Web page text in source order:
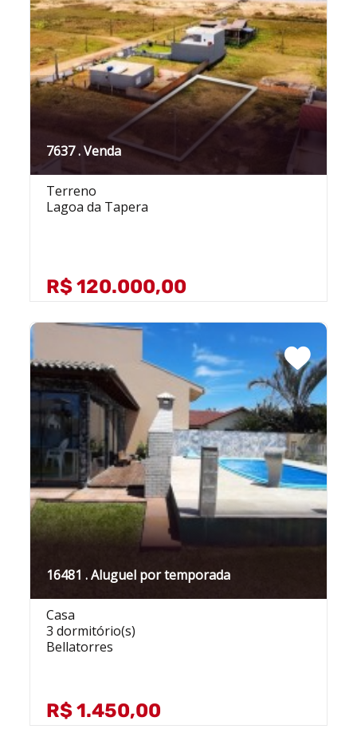
7637 . Venda
Terreno
Lagoa da Tapera
R$ 120.000,00
16481 . Aluguel por temporada
Casa
3 dormitório(s)
Bellatorres
R$ 1.450,00